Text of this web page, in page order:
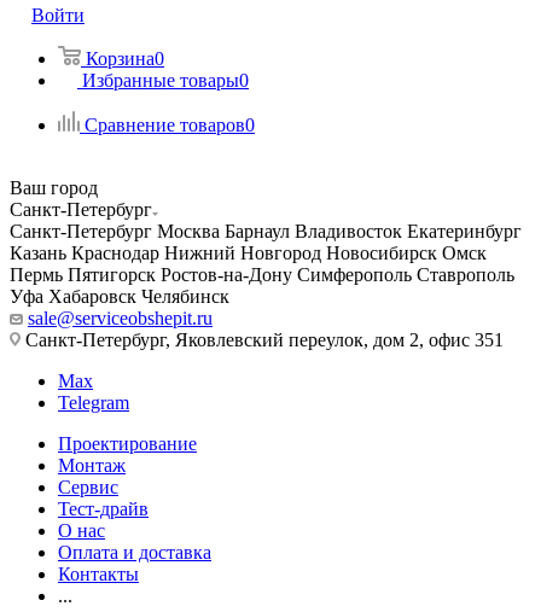
Войти
Корзина0
Избранные товары0
Сравнение товаров0
Ваш город
Санкт-Петербург
Санкт-Петербург Москва Барнаул Владивосток Екатеринбург
Казань Краснодар Нижний Новгород Новосибирск Омск
Пермь Пятигорск Ростов-на-Дону Симферополь Ставрополь
Уфа Хабаровск Челябинск
sale@serviceobshepit.ru
Санкт-Петербург, Яковлевский переулок, дом 2, офис 351
Max
Telegram
Проектирование
Монтаж
Сервис
Тест-драйв
О нас
Оплата и доставка
Контакты
...